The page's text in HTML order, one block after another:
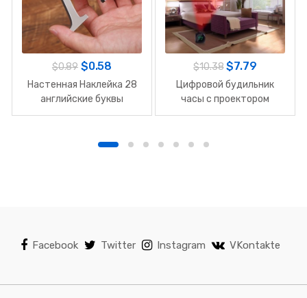
$0.89 $0.58
Настенная Наклейка 28
английские буквы
$10.38 $7.79
Цифровой будильник
часы с проектором
Facebook Twitter Instagram VKontakte